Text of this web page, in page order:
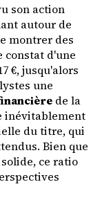
son action
autour de
montrer des
constat d'une
€, jusqu'alors
une
de la
inévitablement
du titre, qui
Bien que
ce ratio